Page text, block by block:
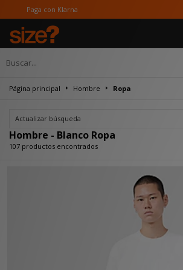
Página principal Hombre Ropa
Actualizar búsqueda
Hombre - Blanco Ropa
107 productos encontrados